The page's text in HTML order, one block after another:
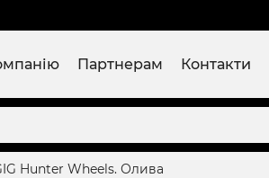
Партнерам Контакти
Hunter Wheels. Олива